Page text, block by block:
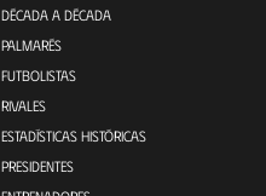
DÉCADA A DÉCADA
PALMARÉS
FUTBOLISTAS
RIVALES
ESTADÍSTICAS HISTÓRICAS
PRESIDENTES